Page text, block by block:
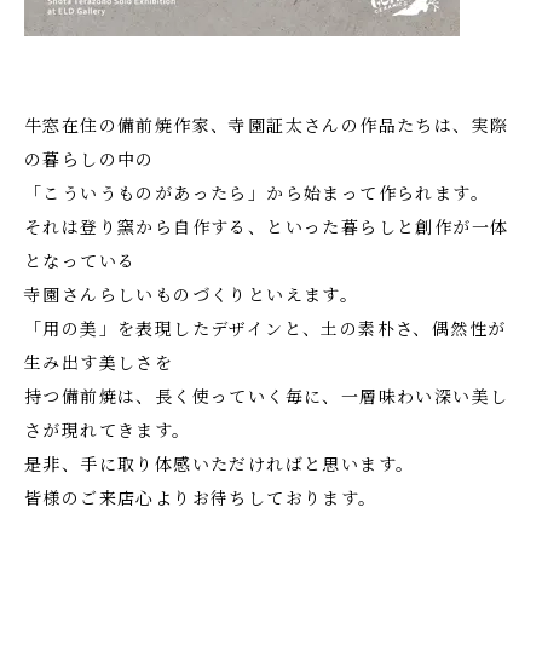
牛窓在住の備前焼作家、寺園証太さんの作品たちは、実際
の暮らしの中の
「こういうものがあったら」から始まって作られます。
それは登り窯から自作する、といった暮らしと創作が一体
となっている
寺園さんらしいものづくりといえます。
「用の美」を表現したデザインと、土の素朴さ、偶然性が
生み出す美しさを
持つ備前焼は、長く使っていく毎に、一層味わい深い美し
さが現れてきます。
是非、手に取り体感いただければと思います。
皆様のご来店心よりお待ちしております。